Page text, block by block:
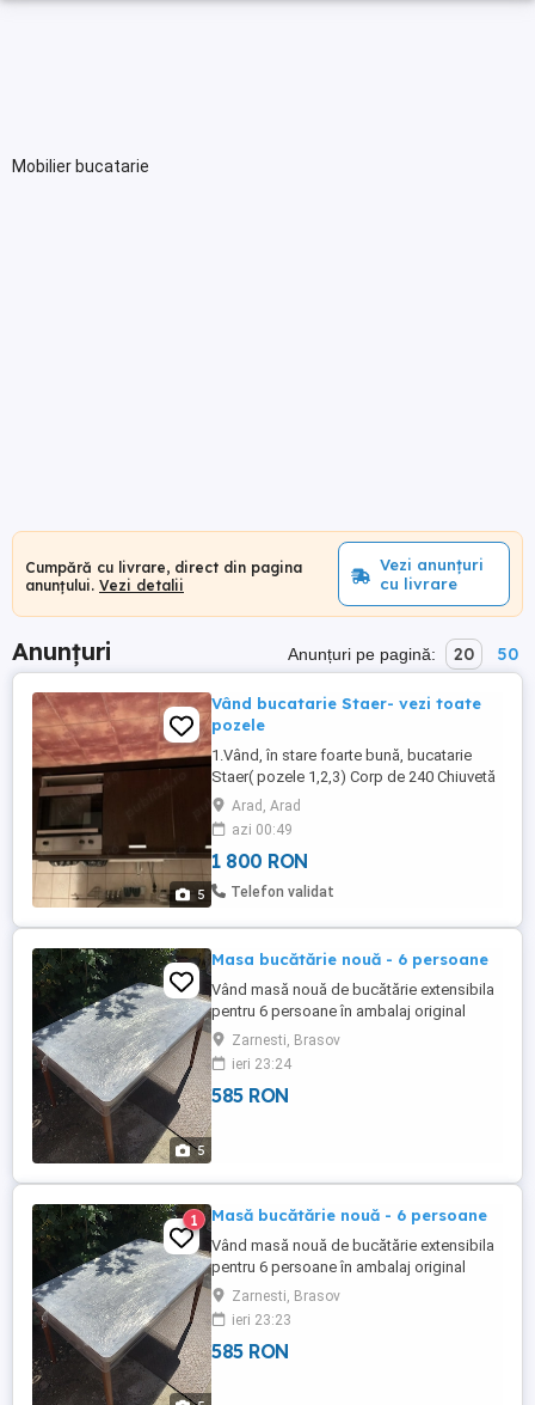
Mobilier bucatarie
Cumpără cu livrare, direct din pagina
anunțului. Vezi detalii
Vezi anunțuri
cu livrare
Anunțuri Anunțuri pe pagină: 20 50
5
Vând bucatarie Staer- vezi toate
pozele
1.Vând, în stare foarte bună, bucatarie
Staer( pozele 1,2,3) Corp de 240 Chiuvetă
cu baterie Plită pe gaz 2.Vând, in stare
foarte bună, bucătărie Staer(pozele 4,5)
Corp pentru chiuvetă 130cm Corp pentru
plită 120cm Chiuvetă cu baterie Plita pe
gaz
Arad, Arad
azi 00:49
1 800 RON
Telefon validat
5
Masa bucătărie nouă - 6 persoane
Vând masă nouă de bucătărie extensibila
pentru 6 persoane în ambalaj original
(folie). Dimensiuni: lățimea - 80 cm
lungimea - 128 cm + 40 cm (extensia)
înălțimea - 77 cm Preț: 585 lei
Zarnesti, Brasov
ieri 23:24
585 RON
1 Masă bucătărie nouă - 6 persoane
Vând masă nouă de bucătărie extensibila
pentru 6 persoane în ambalaj original
(folie). Dimensiuni: lățimea - 80 cm
lungimea - 128 cm (168 cm extinsă)
înălțimea - 77cm Preț: 585 lei
Zarnesti, Brasov
ieri 23:23
585 RON